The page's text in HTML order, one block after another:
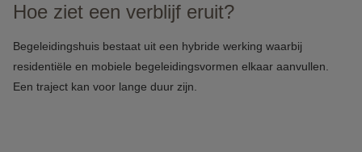
Hoe ziet een verblijf eruit?
Begeleidingshuis bestaat uit een hybride werking waarbij
residentiële en mobiele begeleidingsvormen elkaar aanvullen.
Een traject kan voor lange duur zijn.